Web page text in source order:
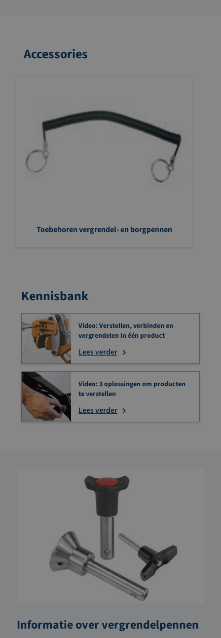
Accessories
Toebehoren vergrendel- en borgpennen
Kennisbank
Video: Verstellen, verbinden en
vergrendelen in één product
Lees verder
Video: 3 oplossingen om producten
te verstellen
Lees verder
Informatie over vergrendelpennen